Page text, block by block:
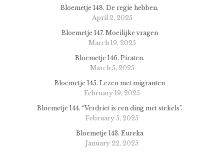
Bloemetje 148. De regie hebben.
April 2, 2025
Bloemetje 147. Moeilijke vragen
March 19, 2025
Bloemetje 146. Piraten.
March 5, 2025
Bloemetje 145. Lezen met migranten
February 19, 2025
Bloemetje 144. “Verdriet is een ding met stekels”.
February 5, 2025
Bloemetje 143. Eureka
January 22, 2025